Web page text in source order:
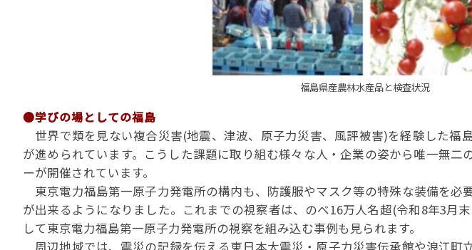
福島県産農林水産品と検査状況
●学びの場としての福島
世界で類を見ない複合災害(地震、津波、原子力災害、風評被害)を経験した福
が進められています。こうした課題に取り組む様々な人・企業の姿から唯一無二
ーが開催されています。
東京電力福島第一原子力発電所の構内も、防護服やマスク等の特殊な装備を必
が出来るようになりました。これまでの視察者は、のべ16万人名超(令和8年3月
して東京電力福島第一原子力発電所の視察を組み込む事例も見られます。
周辺地域では、震災の記録を伝える東日本大震災・原子力災害伝承館や浪江町